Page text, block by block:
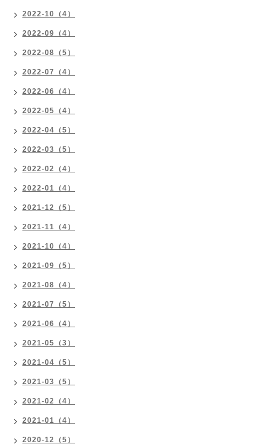
2022-10（4）
2022-09（4）
2022-08（5）
2022-07（4）
2022-06（4）
2022-05（4）
2022-04（5）
2022-03（5）
2022-02（4）
2022-01（4）
2021-12（5）
2021-11（4）
2021-10（4）
2021-09（5）
2021-08（4）
2021-07（5）
2021-06（4）
2021-05（3）
2021-04（5）
2021-03（5）
2021-02（4）
2021-01（4）
2020-12（5）